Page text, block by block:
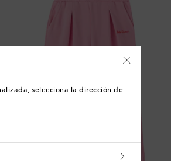
selecciona la dirección de